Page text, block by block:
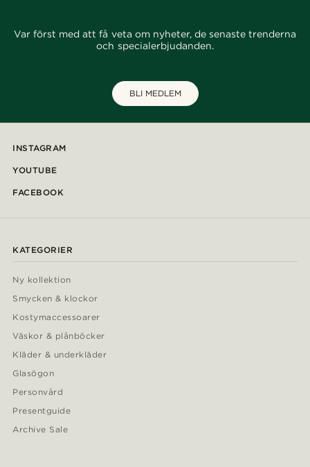
Var först med att få veta om nyheter, de senaste trenderna
och specialerbjudanden.
BLI MEDLEM
INSTAGRAM
YOUTUBE
FACEBOOK
KATEGORIER
Ny kollektion
Smycken & klockor
Kostymaccessoarer
Väskor & plånböcker
Kläder & underkläder
Glasögon
Personvård
Presentguide
Archive Sale